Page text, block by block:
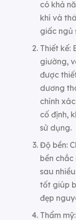
có khả
khí và
giấc ngủ
Thiết kế:
giường,
được
dương
chính
cố định,
sử dụng.
Độ bền:
bền
sau
tốt giúp
đẹp
Thẩm